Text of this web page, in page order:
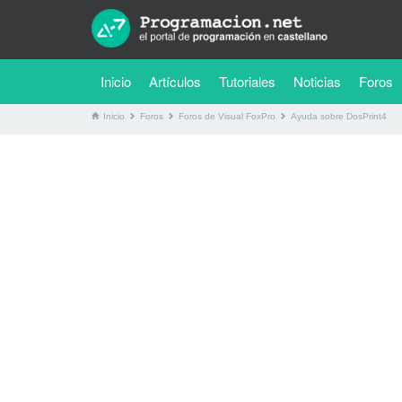
Inicio Artículos Tutoriales (current)
Noticias Foros
Inicio Foros Foros de Visual FoxPro Ayuda sobre DosPrint4